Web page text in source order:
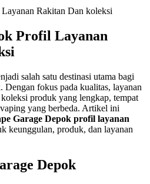
Profil Layanan
salah satu destinasi utama bagi
fokus pada kualitas, layanan
produk yang lengkap, tempat
yang berbeda. Artikel ini
Garage Depok profil layanan
keunggulan, produk, dan layanan
Depok